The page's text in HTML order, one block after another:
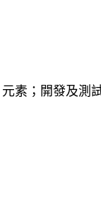
素；開發及測